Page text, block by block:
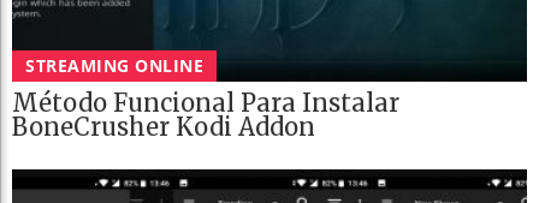
STREAMING ONLINE
Método Funcional Para Instalar
BoneCrusher Kodi Addon